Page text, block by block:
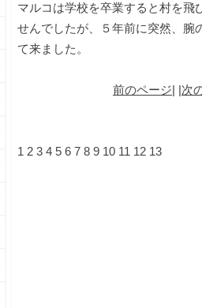
マルコは学校を卒業すると村を飛
せんでしたが、５年前に突然、腕
て来ました。
前のページ| |次
1 2 3 4 5 6 7 8 9 10 11 12 13